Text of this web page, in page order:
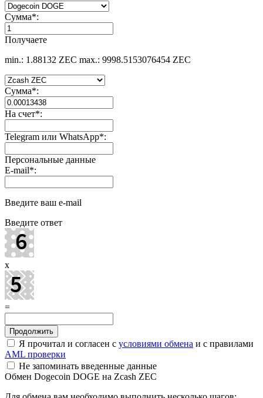
Сумма*:
Получаете
min.: 1.88132 ZEC max.: 9998.5153076454 ZEC
Сумма*:
На счет*:
Telegram или WhatsApp*:
Персональные данные
E-mail*:
Введите ваш e-mail
Введите ответ
x
=
Я прочитал и согласен с условиями обмена и с правилами
AML проверки
Не запоминать введенные данные
Обмен Dogecoin DOGE на Zcash ZEC